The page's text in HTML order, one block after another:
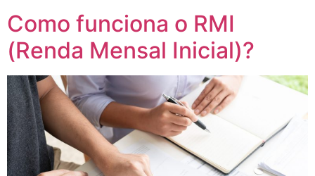
Como funciona o RMI
(Renda Mensal Inicial)?